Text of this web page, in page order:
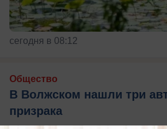
сегодня в 08:12
Общество
В Волжском нашли три
призрака